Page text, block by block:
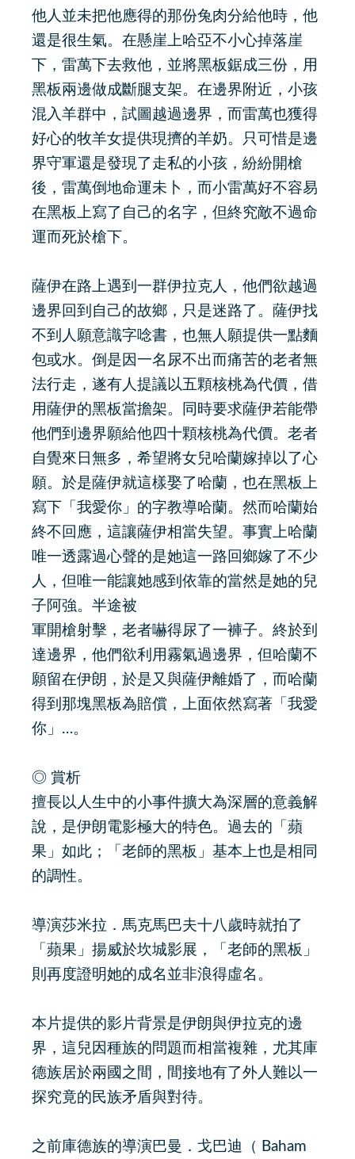
他人並未把他應得的那份兔肉分給他時，他
還是很生氣。在懸崖上哈亞不小心掉落崖
下，雷萬下去救他，並將黑板鋸成三份，用
黑板兩邊做成斷腿支架。在邊界附近，小孩
混入羊群中，試圖越過邊界，而雷萬也獲得
好心的牧羊女提供現擠的羊奶。只可惜是邊
界守軍還是發現了走私的小孩，紛紛開槍
後，雷萬倒地命運未卜，而小雷萬好不容易
在黑板上寫了自己的名字，但終究敵不過命
運而死於槍下。
薩伊在路上遇到一群伊拉克人，他們欲越過
邊界回到自己的故鄉，只是迷路了。薩伊找
不到人願意識字唸書，也無人願提供一點麵
包或水。倒是因一名尿不出而痛苦的老者無
法行走，遂有人提議以五顆核桃為代價，借
用薩伊的黑板當擔架。同時要求薩伊若能帶
他們到邊界願給他四十顆核桃為代價。老者
自覺來日無多，希望將女兒哈蘭嫁掉以了心
願。於是薩伊就這樣娶了哈蘭，也在黑板上
寫下「我愛你」的字教導哈蘭。然而哈蘭始
終不回應，這讓薩伊相當失望。事實上哈蘭
唯一透露過心聲的是她這一路回鄉嫁了不少
人，但唯一能讓她感到依靠的當然是她的兒
子阿強。半途被
軍開槍射擊，老者嚇得尿了一褲子。終於到
達邊界，他們欲利用霧氣過邊界，但哈蘭不
願留在伊朗，於是又與薩伊離婚了，而哈蘭
得到那塊黑板為賠償，上面依然寫著「我愛
你」…。
◎ 賞析
擅長以人生中的小事件擴大為深層的意義解
說，是伊朗電影極大的特色。過去的「蘋
果」如此；「老師的黑板」基本上也是相同
的調性。
導演莎米拉．馬克馬巴夫十八歲時就拍了
「蘋果」揚威於坎城影展，「老師的黑板」
則再度證明她的成名並非浪得虛名。
本片提供的影片背景是伊朗與伊拉克的邊
界，這兒因種族的問題而相當複雜，尤其庫
德族居於兩國之間，間接地有了外人難以一
探究竟的民族矛盾與對待。
之前庫德族的導演巴曼．戈巴迪（ Baham